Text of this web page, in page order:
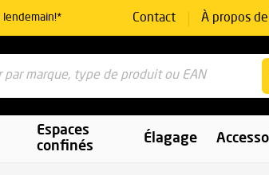
lendemain!* Contact À propos
Espaces
confinés
Élagage